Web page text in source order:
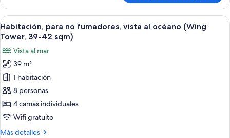
Unspecified
room)
para
no
fumadores
(Ocean
Wing
Tower
Unspecified
room)
Ver
todas
fotos
de
Habitación,
para
no
fumadores,
Habitación de hotel con dos camas,
2
Habitación, para no fumadores, vista al océano (Wing
Tower, 39-42 sqm)
Vista al mar
39 m²
1 habitación
8 personas
4 camas individuales
Wifi gratuito
Más detalles
Más